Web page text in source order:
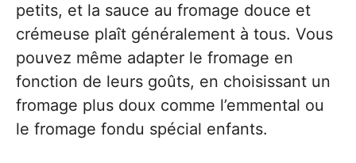
petits, et la sauce au fromage douce et
crémeuse plaît généralement à tous. Vous
pouvez même adapter le fromage en
fonction de leurs goûts, en choisissant un
fromage plus doux comme l’emmental ou
le fromage fondu spécial enfants.